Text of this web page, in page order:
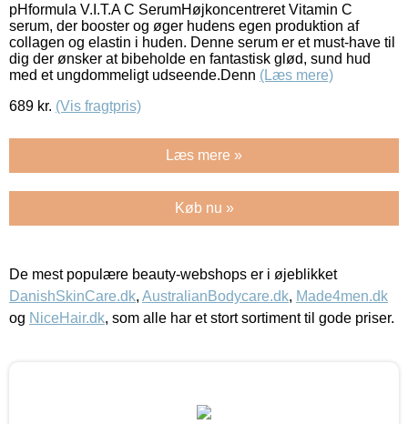
pHformula V.I.T.A C SerumHøjkoncentreret Vitamin C
serum, der booster og øger hudens egen produktion af
collagen og elastin i huden. Denne serum er et must-have til
dig der ønsker at bibeholde en fantastisk glød, sund hud
med et ungdommeligt udseende.Denn (Læs mere)
689 kr. (Vis fragtpris)
Læs mere »
Køb nu »
De mest populære beauty-webshops er i øjeblikket
DanishSkinCare.dk, AustralianBodycare.dk, Made4men.dk
og NiceHair.dk, som alle har et stort sortiment til gode priser.